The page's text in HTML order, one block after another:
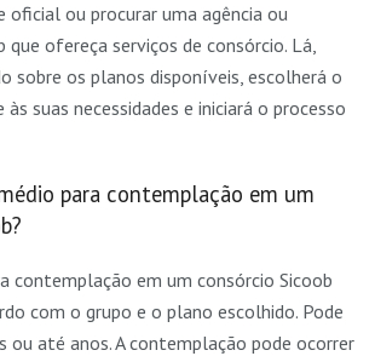
oficial ou procurar uma agência ou
que ofereça serviços de consórcio. Lá,
sobre os planos disponíveis, escolherá o
suas necessidades e iniciará o processo
para contemplação em um
contemplação em um consórcio Sicoob
com o grupo e o plano escolhido. Pode
ou até anos. A contemplação pode ocorrer